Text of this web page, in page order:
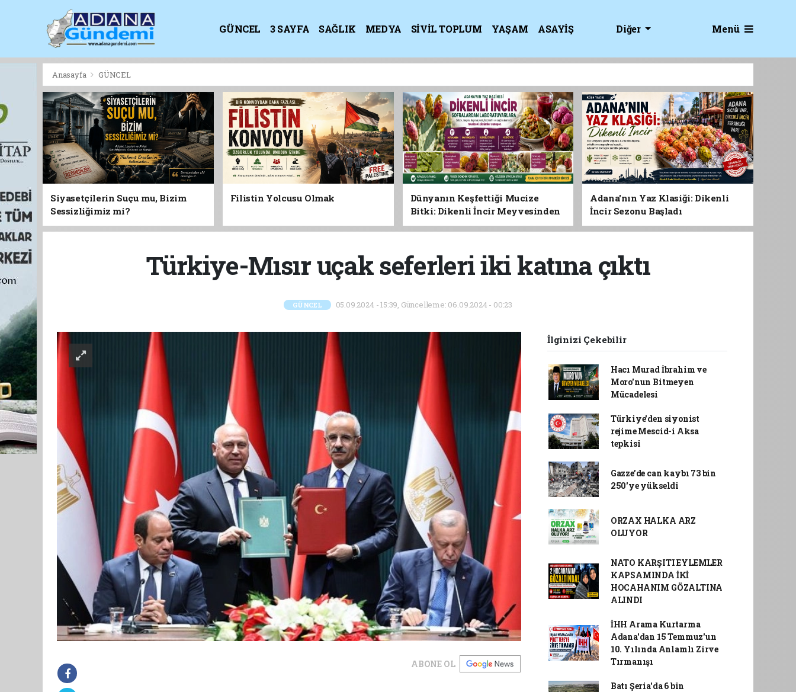
GÜNCEL 3 SAYFA SAĞLIK MEDYA SİVİL TOPLUM YAŞAM
ASAYİŞ
Diğer Menü
Anasayfa GÜNCEL
Siyasetçilerin Suçu mu, Bizim
Sessizliğimiz mi?
Filistin Yolcusu Olmak
Dünyanın Keşfettiği Mucize
Bitki: Dikenli İncir Meyvesinden
Yaprağına Geleceğin Süper Gıdası
Adana'nın Yaz Klasiği: Dikenli
İncir Sezonu Başladı
Türkiye-Mısır uçak seferleri iki katına çıktı
GÜNCEL 05.09.2024 - 15:39, Güncelleme: 06.09.2024 - 00:23
ABONE OL
İlginizi Çekebilir
Hacı Murad İbrahim ve
Moro'nun Bitmeyen
Mücadelesi
Türkiye'den siyonist
rejime Mescid-i Aksa
tepkisi
Gazze’de can kaybı 73 bin
250'ye yükseldi
ORZAX HALKA ARZ
OLUYOR
NATO KARŞITI EYLEMLER
KAPSAMINDA İKİ
HOCAHANIM GÖZALTINA
ALINDI
İHH Arama Kurtarma
Adana'dan 15 Temmuz'un
10. Yılında Anlamlı Zirve
Tırmanışı
Batı Şeria'da 6 bin